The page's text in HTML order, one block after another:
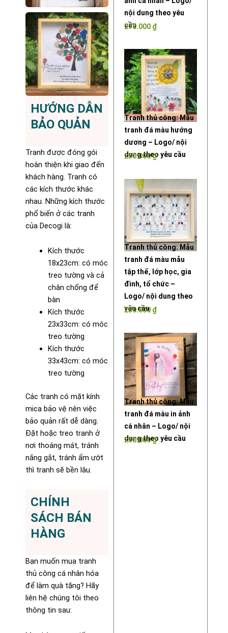
HƯỚNG DẪN
BẢO QUẢN
Tranh được đóng gói
hoàn thiện khi giao đến
khách hàng. Tranh có
các kích thước khác
nhau. Những kích thước
phổ biến ở các tranh
của Decogi là:
Kích thước
18x23cm: có móc
treo tường và cả
chân chống để
bàn
Kích thước
23x33cm: có móc
treo tường
Kích thước
33x43cm: có móc
treo tường
Các tranh có mặt kính
mica bảo vệ nên việc
bảo quản rất dễ dàng.
Đặt hoặc treo tranh ở
nơi thoáng mát, tránh
nắng gắt, tránh ẩm ướt
thì tranh sẽ bền lâu.
CHÍNH
SÁCH BÁN
HÀNG
Bạn muốn mua tranh
thủ công cá nhân hóa
để làm quà tặng? Hãy
liên hệ chúng tôi theo
thông tin sau:
nội dung theo yêu
cầu
270.000 ₫
Tranh thủ công: Mẫu
tranh đá màu hướng
dương – Logo/ nội
dung theo yêu cầu
250.000₫
Tranh thủ công: Mẫu
tranh đá màu mẫu
tập thể, lớp học, gia
đình, tổ chức –
Logo/ nội dung theo
yêu cầu
250.000 ₫
Tranh thủ công: Mẫu
tranh đá màu in ảnh
cá nhân – Logo/ nội
dung theo yêu cầu
250.000₫